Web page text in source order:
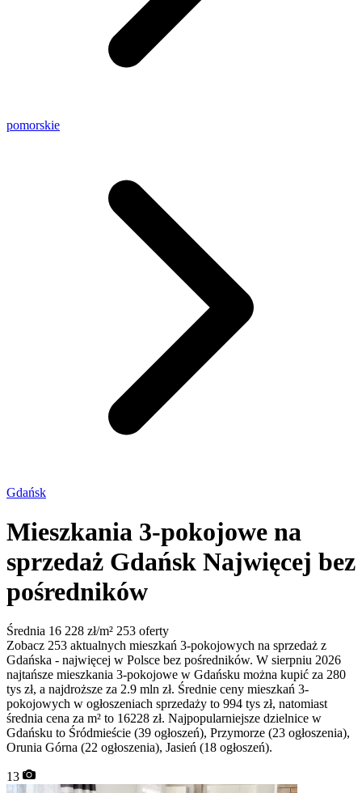
pomorskie
Gdańsk
Mieszkania 3-pokojowe na
sprzedaż Gdańsk Najwięcej bez
pośredników
Średnia 16 228 zł/m² 253 oferty
Zobacz 253 aktualnych mieszkań 3-pokojowych na sprzedaż z
Gdańska - najwięcej w Polsce bez pośredników. W sierpniu 2026
najtańsze mieszkania 3-pokojowe w Gdańsku można kupić za 280
tys zł, a najdroższe za 2.9 mln zł. Średnie ceny mieszkań 3-
pokojowych w ogłoszeniach sprzedaży to 994 tys zł, natomiast
średnia cena za m² to 16228 zł. Najpopularniejsze dzielnice w
Gdańsku to Śródmieście (39 ogłoszeń), Przymorze (23 ogłoszenia),
Orunia Górna (22 ogłoszenia), Jasień (18 ogłoszeń).
13